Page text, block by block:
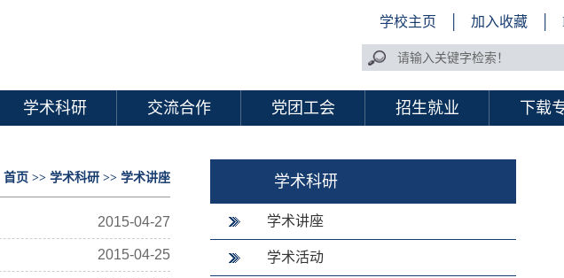
学校主页 加入收藏
学术科研 交流合作 党团工会 招生就业 下载
首页 >> 学术科研 >> 学术讲座
2015-04-27
2015-04-25
学术科研
学术讲座
学术活动